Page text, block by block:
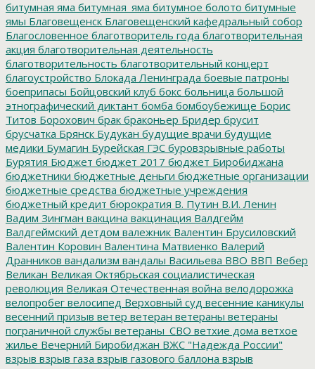
битумная яма битумная_яма битумное болото битумные
ямы Благовещенск Благовещенский кафедральный собор
Благословенное благотворитель года благотворительная
акция благотворительная деятельность
благотворительность благотворительный концерт
благоустройство Блокада Ленинграда боевые патроны
боеприпасы Бойцовский клуб бокс больница большой
этнографический диктант бомба бомбоубежище Борис
Титов Борохович брак браконьер Бридер брусит
брусчатка Брянск Будукан будущие врачи будущие
медики Бумагин Бурейская ГЭС буровзрывные работы
Бурятия Бюджет бюджет 2017 бюджет Биробиджана
бюджетники бюджетные деньги бюджетные организации
бюджетные средства бюджетные учреждения
бюджетный кредит бюрократия В. Путин В.И. Ленин
Вадим Зингман вакцина вакцинация Валдгейм
Валдгеймский детдом валежник Валентин Брусиловский
Валентин Коровин Валентина Матвиенко Валерий
Дранников вандализм вандалы Васильева ВВО ВВП Вебер
Великан Великая Октябрьская социалистическая
революция Великая Отечественная война велодорожка
велопробег велосипед Верховный суд весенние каникулы
весенний призыв ветер ветеран ветераны ветераны
пограничной службы ветераны_СВО ветхие дома ветхое
жилье Вечерний Биробиджан ВЖС "Надежда России"
взрыв взрыв газа взрыв газового баллона взрыв